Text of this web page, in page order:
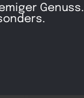
Genuss.